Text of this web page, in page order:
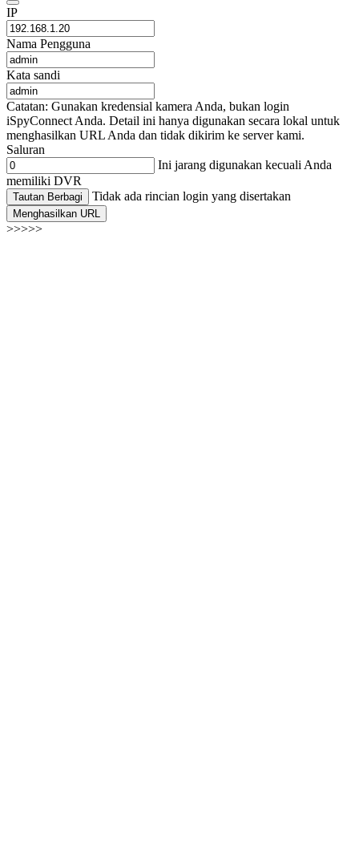
IP
Nama Pengguna
Kata sandi
Catatan: Gunakan kredensial kamera Anda, bukan login
iSpyConnect Anda. Detail ini hanya digunakan secara lokal untuk
menghasilkan URL Anda dan tidak dikirim ke server kami.
Saluran
Ini jarang digunakan kecuali Anda
memiliki DVR
Tautan Berbagi Tidak ada rincian login yang disertakan
Menghasilkan URL
>>>>>